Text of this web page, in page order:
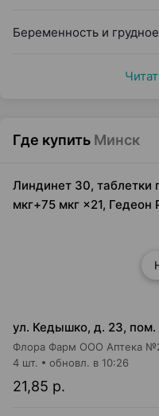
Беременность и
Где купить Минск
Линдинет 30, таблетки
мкг+75 мкг ×21, Гедеон
ул. Кедышко, д. 23, пом.
Флора Фарм ООО Аптека
21,85 р.
4 шт. обновл. в 10:26